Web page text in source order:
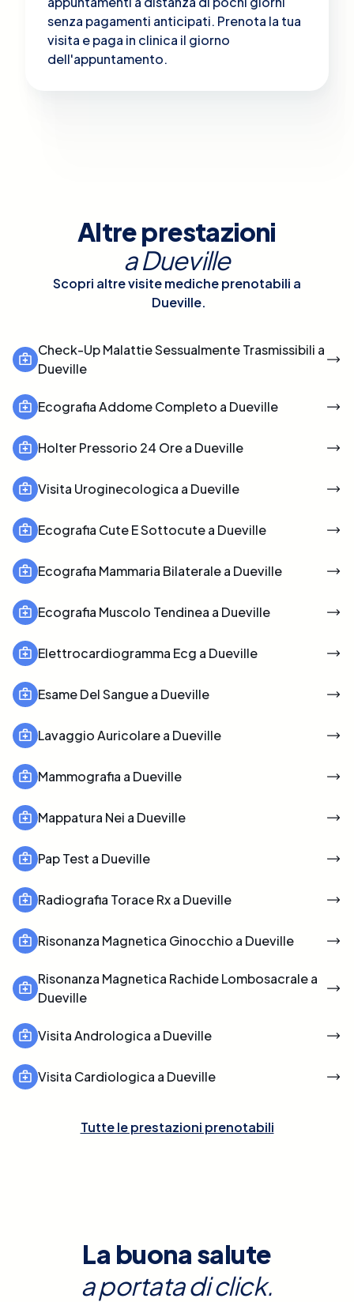
senza pagamenti anticipati. Prenota la tua
visita e paga in clinica il giorno
dell'appuntamento.
Altre prestazioni
aDueville
Scopri altre visite mediche prenotabili a
Dueville.
Check-Up Malattie Sessualmente Trasmissibili a
Dueville
Ecografia Addome Completo a Dueville
Holter Pressorio 24 Ore a Dueville
Visita Uroginecologica a Dueville
Ecografia Cute E Sottocute a Dueville
Ecografia Mammaria Bilaterale a Dueville
Ecografia Muscolo Tendinea a Dueville
Elettrocardiogramma Ecg a Dueville
Esame Del Sangue a Dueville
Lavaggio Auricolare a Dueville
Mammografia a Dueville
Mappatura Nei a Dueville
Pap Test a Dueville
Radiografia Torace Rx a Dueville
Risonanza Magnetica Ginocchio a Dueville
Risonanza Magnetica Rachide Lombosacrale a
Dueville
Visita Andrologica a Dueville
Visita Cardiologica a Dueville
Tutte le prestazioni prenotabili
La buona salute
a portata di click.